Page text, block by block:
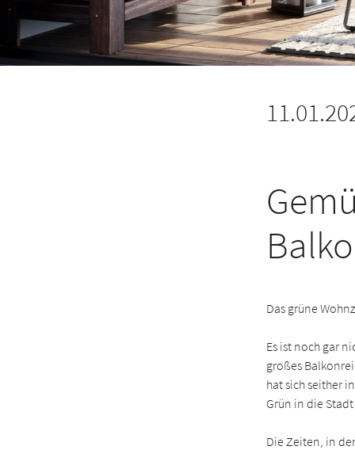
Das grüne
Es ist noch gar
großes
hat sich seither
Grün in die
Die Zeiten, in